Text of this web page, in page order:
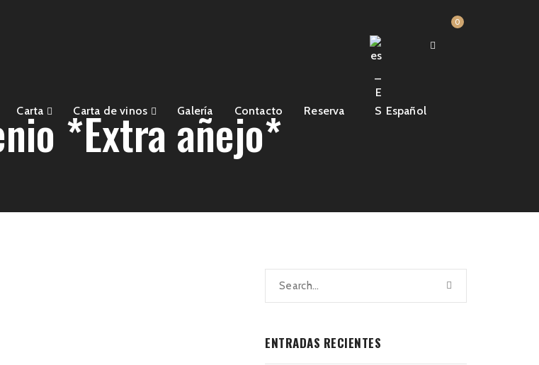
0
Carta Carta de vinos Galería Contacto Reserva Español
*Extra añejo*
ENTRADAS RECIENTES